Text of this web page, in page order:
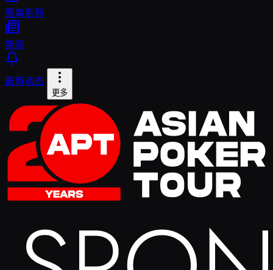
赛事系列
新闻
最新动态
更多